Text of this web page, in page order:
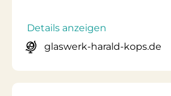
Details anzeigen
glaswerk-harald-kops.de